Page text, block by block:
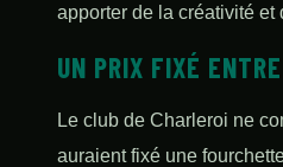
apporter de la créativité
UN PRIX FIXÉ
Le club de Charleroi ne
auraient fixé une